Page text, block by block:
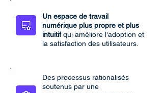
Un espace de travail
numérique plus propre et plus
intuitifqui améliore l'adoption et
la satisfaction des utilisateurs.
Des processus rationalisés
soutenus par une